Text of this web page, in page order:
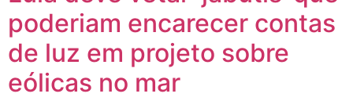
poderiam encarecer contas
de luz em projeto sobre
eólicas no mar